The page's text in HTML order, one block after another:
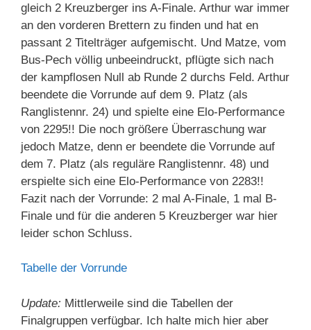
gleich 2 Kreuzberger ins A-Finale. Arthur war immer
an den vorderen Brettern zu finden und hat en
passant 2 Titelträger aufgemischt. Und Matze, vom
Bus-Pech völlig unbeeindruckt, pflügte sich nach
der kampflosen Null ab Runde 2 durchs Feld. Arthur
beendete die Vorrunde auf dem 9. Platz (als
Ranglistennr. 24) und spielte eine Elo-Performance
von 2295!! Die noch größere Überraschung war
jedoch Matze, denn er beendete die Vorrunde auf
dem 7. Platz (als reguläre Ranglistennr. 48) und
erspielte sich eine Elo-Performance von 2283!!
Fazit nach der Vorrunde: 2 mal A-Finale, 1 mal B-
Finale und für die anderen 5 Kreuzberger war hier
leider schon Schluss.
Tabelle der Vorrunde
Update: Mittlerweile sind die Tabellen der
Finalgruppen verfügbar. Ich halte mich hier aber